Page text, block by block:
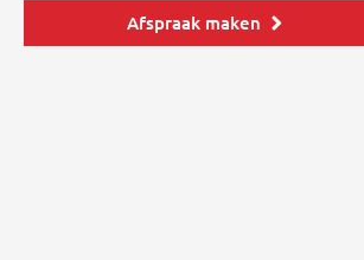
Afspraak maken